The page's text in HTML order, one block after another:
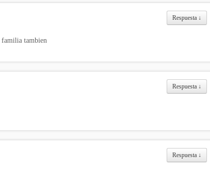
Respuesta ↓
tambien
Respuesta ↓
Respuesta ↓